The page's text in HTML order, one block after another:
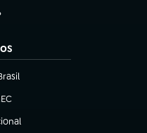
nova aba)
aba)
aba)